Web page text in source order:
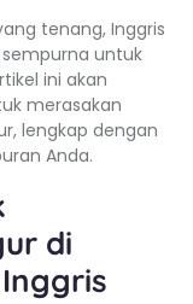
tenang, Inggris
untuk
ini akan
merasakan
lengkap dengan
Anda.
di